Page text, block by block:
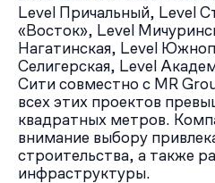
Level Причальный, Level
«Восток», Level
Нагатинская, Level
Селигерская, Level
Сити совместно с MR
всех этих проектов
квадратных метров.
внимание выбору
строительства, а также
инфраструктуры.